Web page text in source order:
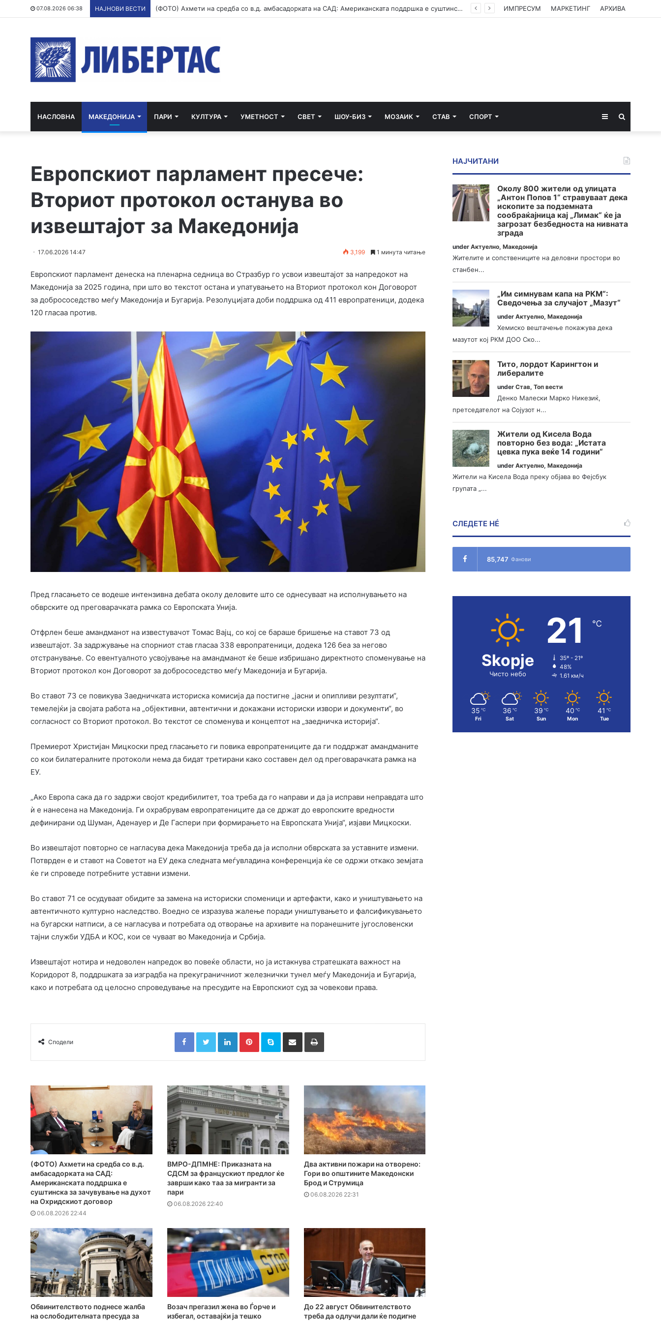
07.08.2026 06:38 НАЈНОВИ ВЕСТИ (ФОТО) Ахмети на средба со в.д. амбасадорката на САД: Американската поддршка е суштинска за зачувување на духот на Охридскиот договор ИМПРЕСУМ МАРКЕТИНГ АРХИВА
НАСЛОВНА МАКЕДОНИЈА ПАРИ КУЛТУРА УМЕТНОСТ СВЕТ ШОУ-БИЗ МОЗАИК СТАВ СПОРТ Sidebar
Европскиот парламент пресече:
Вториот протокол останува во
извештајот за Македонија
17.06.2026 14:47 3,199 1 минута читање
Европскиот парламент денеска на пленарна седница во Стразбур го усвои извештајот за напредокот на
Македонија за 2025 година, при што во текстот остана и упатувањето на Вториот протокол кон Договорот
за добрососедство меѓу Македонија и Бугарија. Резолуцијата доби поддршка од 411 европратеници, додека
120 гласаа против.
Пред гласањето се водеше интензивна дебата околу деловите што се однесуваат на исполнувањето на
обврските од преговарачката рамка со Европската Унија.
Отфрлен беше амандманот на известувачот Томас Вајц, со кој се бараше бришење на ставот 73 од
извештајот. За задржување на спорниот став гласаа 338 европратеници, додека 126 беа за негово
отстранување. Со евентуалното усвојување на амандманот ќе беше избришано директното споменување на
Вториот протокол кон Договорот за добрососедство меѓу Македонија и Бугарија.
Во ставот 73 се повикува Заедничката историска комисија да постигне „јасни и опипливи резултати“,
темелејќи ја својата работа на „објективни, автентични и докажани историски извори и документи“, во
согласност со Вториот протокол. Во текстот се споменува и концептот на „заедничка историја“.
Премиерот Христијан Мицкоски пред гласањето ги повика европратениците да ги поддржат амандманите
со кои билатералните протоколи нема да бидат третирани како составен дел од преговарачката рамка на
ЕУ.
„Ако Европа сака да го задржи својот кредибилитет, тоа треба да го направи и да ја исправи неправдата што
ѝ е нанесена на Македонија. Ги охрабрувам европратениците да се држат до европските вредности
дефинирани од Шуман, Аденауер и Де Гаспери при формирањето на Европската Унија“, изјави Мицкоски.
Во извештајот повторно се нагласува дека Македонија треба да ја исполни обврската за уставните измени.
Потврден е и ставот на Советот на ЕУ дека следната меѓувладина конференција ќе се одржи откако земјата
ќе ги спроведе потребните уставни измени.
Во ставот 71 се осудуваат обидите за замена на историски споменици и артефакти, како и уништувањето на
автентичното културно наследство. Воедно се изразува жалење поради уништувањето и фалсификувањето
на бугарски натписи, а се нагласува и потребата од отворање на архивите на поранешните југословенски
тајни служби УДБА и КОС, кои се чуваат во Македонија и Србија.
Извештајот нотира и недоволен напредок во повеќе области, но ја истакнува стратешката важност на
Коридорот 8, поддршката за изградба на прекуграничниот железнички тунел меѓу Македонија и Бугарија,
како и потребата од целосно спроведување на пресудите на Европскиот суд за човекови права.
Сподели
FacebookTwitterLinkedInPinterestSkype Сподели преку Е-маил Испринтај
(ФОТО) Ахмети на средба со в.д.
амбасадорката на САД:
Американската поддршка е
суштинска за зачувување на духот
на Охридскиот договор
06.08.2026 22:44
ВМРО-ДПМНЕ: Приказната на
СДСМ за францускиот предлог ќе
заврши како таа за мигранти за
пари
06.08.2026 22:40
Два активни пожари на отворено:
Гори во општините Македонски
Брод и Струмица
06.08.2026 22:31
Обвинителството поднесе жалба
на ослободителната пресуда за
Возач прегазил жена во Ѓорче и
избегал, оставајќи ја тешко
До 22 август Обвинителството
треба да одлучи дали ќе подигне
НАЈЧИТАНИ
Околу 800 жители од улицата
„Антон Попов 1“ стравуваат дека
ископите за подземната
сообраќајница кај „Лимак“ ќе ја
загрозат безбедноста на нивната
зграда
underАктуелно,Македонија
Жителите и сопствениците на деловни простори во
станбен...
„Им симнувам капа на РКМ“:
Сведочења за случајот „Мазут“
underАктуелно,Македонија
Хемиско вештачење покажува дека
мазутот кој РКМ ДОО Ско...
Тито, лордот Карингтон и
либералите
underСтав,Топ вести
Денко Малески Марко Никезиќ,
претседателот на Сојузот н...
Жители од Кисела Вода
повторно без вода: „Истата
цевка пука веќе 14 години“
underАктуелно,Македонија
Жители на Кисела Вода преку објава во Фејсбук
групата „...
СЛЕДЕТЕ НÉ
85,747 Фанови
Skopje
Чисто небо
21 ℃
35º - 21º
48%
1.61 км/ч
35 ℃
Fri
36 ℃
Sat
39 ℃
Sun
40 ℃
Mon
41 ℃
Tue